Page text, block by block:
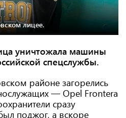
лицее.
уничтожала машины
спецслужбы.
районе загорелись
— Opel Frontera
сразу
поджог, а вскоре